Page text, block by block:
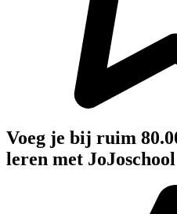
Voeg je bij ruim
leren met JoJoschool